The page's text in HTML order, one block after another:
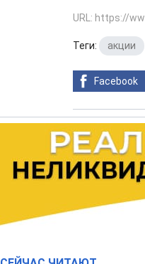
URL: https://
Теги: акции
Facebook